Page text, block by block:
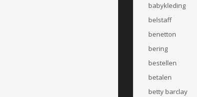
babykleding
belstaff
benetton
bering
bestellen
betalen
betty barclay